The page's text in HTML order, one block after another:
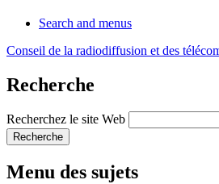
Search and menus
Conseil de la radiodiffusion et des
Recherche
Recherchez le site Web
Recherche
Menu des sujets